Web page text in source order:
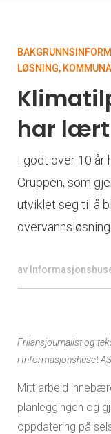
LØSNING,
har lært
I godt over 10 år
Gruppen, som
utviklet seg til å
av
Frilansjournalist og
i Informasjonshuset AS.
Mitt arbeid
planleggingen og
oppdatering på